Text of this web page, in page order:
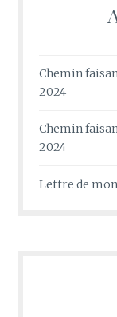
Chemin
2024
Chemin
2024
Lettre de